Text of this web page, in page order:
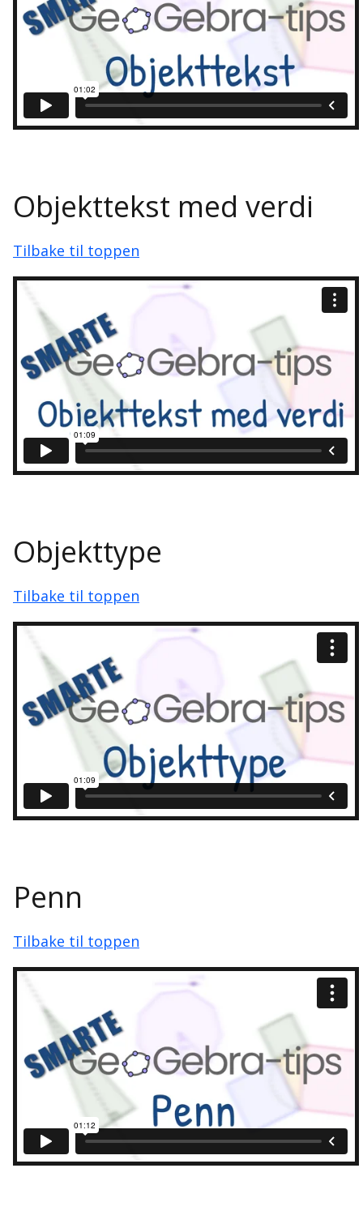
Objekttekst med verdi
Tilbake til toppen
Objekttype
Tilbake til toppen
Penn
Tilbake til toppen